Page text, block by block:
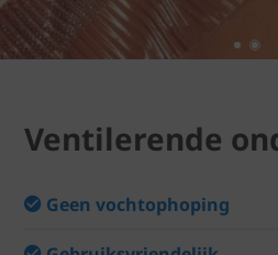
Ventilerende
Geen vochtophoping